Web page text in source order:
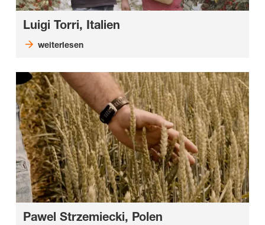
Luigi Torri, Italien
weiterlesen
Pawel Strzemiecki, Polen